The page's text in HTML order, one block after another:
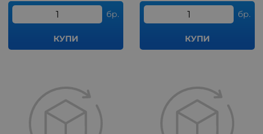
бр.
КУПИ
бр.
КУПИ